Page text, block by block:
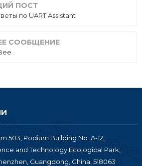
ПОСТ
по UART Assistant
СООБЩЕНИЕ
503, Podium Building No. A-12,
and Technology Ecological Park,
Guangdong, China, 518063